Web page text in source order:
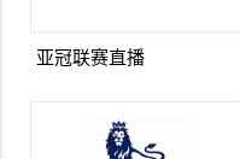
亚冠联赛直播